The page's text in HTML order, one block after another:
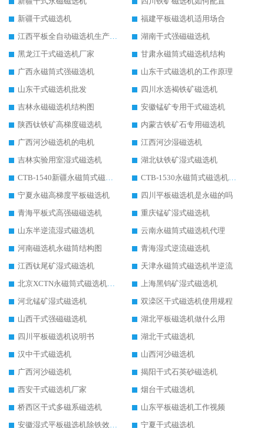
新疆干式磁选机
福建平板磁选机适用场合
江西平板全自动磁选机生产厂家
湖南干式强磁磁选机
黑龙江干式磁选机厂家
甘肃永磁筒式磁选机结构
广西永磁筒式强磁选机
山东干式磁选机的工作原理
山东干式磁选机批发
四川水选褐铁矿磁选机
吉林永磁磁选机结构图
安徽锰矿专用干式磁选机
陕西钛铁矿高梯度磁选机
内蒙古铁矿石专用磁选机
广西河沙磁选机的电机
江西河沙湿磁选机
吉林实验用室湿式磁选机
湖北钛铁矿湿式磁选机
CTB-1540新疆永磁筒式磁选机
CTB-1530永磁筒式磁选机代理商
宁夏永磁高梯度平板磁选机
四川平板磁选机是永磁的吗
青海平板式高强磁磁选机
重庆锰矿湿式磁选机
山东半逆流湿式磁选机
云南永磁筒式磁选机代理
河南磁选机永磁筒结构图
青海湿式逆流磁选机
江西钛尾矿湿式磁选机
天津永磁筒式磁选机半逆流
北京XCTN永磁筒式磁选机磁块位置
上海黑钨矿湿式磁选机
河北锰矿湿式磁选机
双滦区干式磁选机使用规程
山西干式强磁磁选机
湖北平板磁选机做什么用
四川平板磁选机说明书
湖北干式磁选机
汉中干式磁选机
山西河沙磁选机
广西河沙磁选机
揭阳干式石英砂磁选机
西安干式磁选机厂家
烟台干式磁选机
桥西区干式多磁系磁选机
山东平板磁选机工作视频
安徽湿式平板磁选机除铁效果怎么样
宁夏干式磁选机